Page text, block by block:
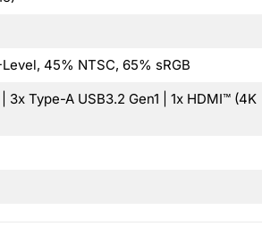
45% NTSC, 65% sRGB
3x Type-A USB3.2 Gen1 | 1x HDMI™ (4K